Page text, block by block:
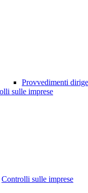
Provvedimenti
sulle imprese
Controlli sulle imprese